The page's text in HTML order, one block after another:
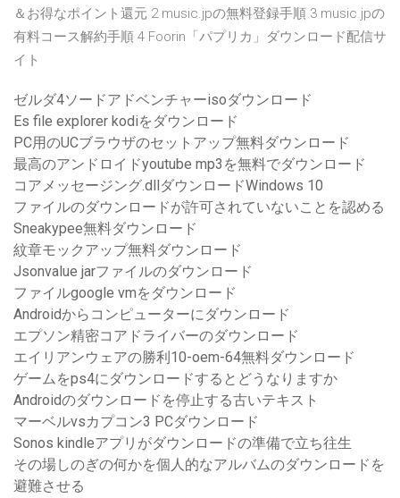
＆お得なポイント還元 2 music.jpの無料登録手順 3 music.jpの
有料コース解約手順 4 Foorin「パプリカ」ダウンロード配信サ
イト
ゼルダ4ソードアドベンチャーisoダウンロード
Es file explorer kodiをダウンロード
PC用のUCブラウザのセットアップ無料ダウンロード
最高のアンドロイドyoutube mp3を無料でダウンロード
コアメッセージング.dllダウンロードWindows 10
ファイルのダウンロードが許可されていないことを認める
Sneakypee無料ダウンロード
紋章モックアップ無料ダウンロード
Jsonvalue jarファイルのダウンロード
ファイルgoogle vmをダウンロード
Androidからコンピューターにダウンロード
エプソン精密コアドライバーのダウンロード
エイリアンウェアの勝利10-oem-64無料ダウンロード
ゲームをps4にダウンロードするとどうなりますか
Androidのダウンロードを停止する古いテキスト
マーベルvsカプコン3 PCダウンロード
Sonos kindleアプリがダウンロードの準備で立ち往生
その場しのぎの何かを個人的なアルバムのダウンロードを
避難させる